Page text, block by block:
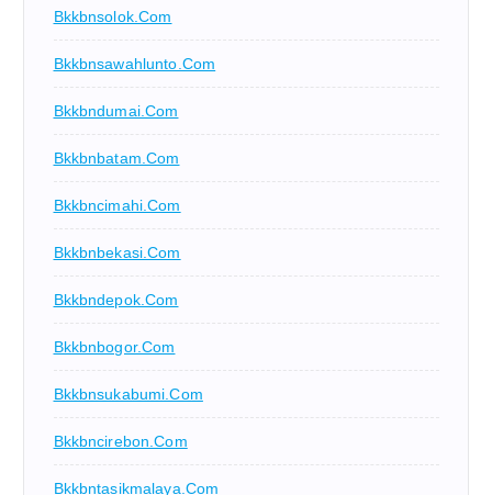
Bkkbnsolok.com
Bkkbnsawahlunto.com
Bkkbndumai.com
Bkkbnbatam.com
Bkkbncimahi.com
Bkkbnbekasi.com
Bkkbndepok.com
Bkkbnbogor.com
Bkkbnsukabumi.com
Bkkbncirebon.com
Bkkbntasikmalaya.com